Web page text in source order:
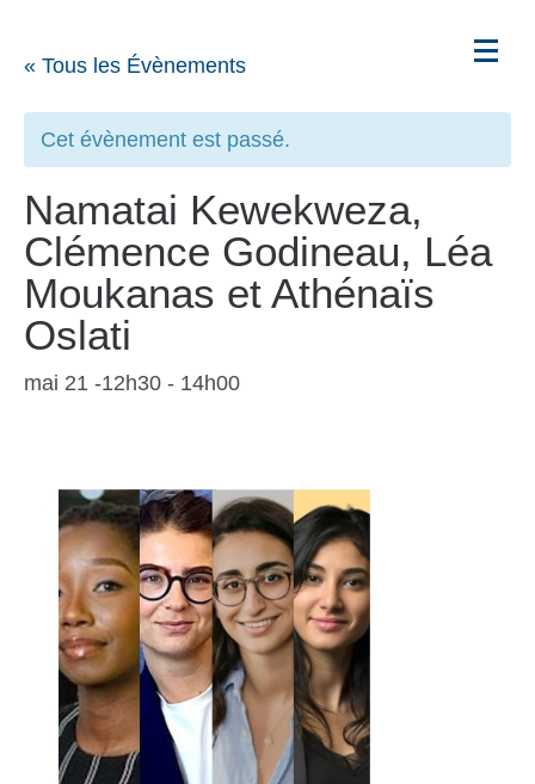
« Tous les Évènements
Cet évènement est passé.
Namatai Kewekweza,
Clémence Godineau, Léa
Moukanas et Athénaïs
Oslati
mai 21 -12h30 - 14h00